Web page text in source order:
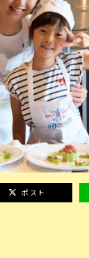
ポスト